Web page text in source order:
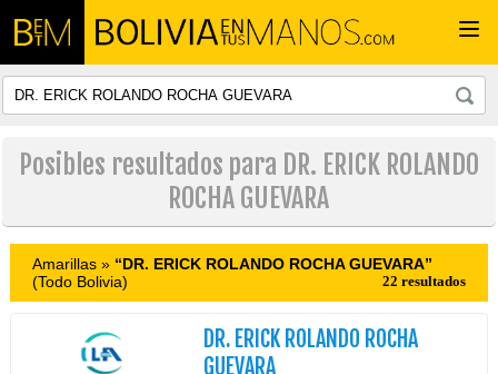
Posibles resultados para DR. ERICK ROLANDO
ROCHA GUEVARA
Amarillas » “DR. ERICK ROLANDO ROCHA GUEVARA”
(Todo Bolivia)
22 resultados
DR. ERICK ROLANDO ROCHA
GUEVARA